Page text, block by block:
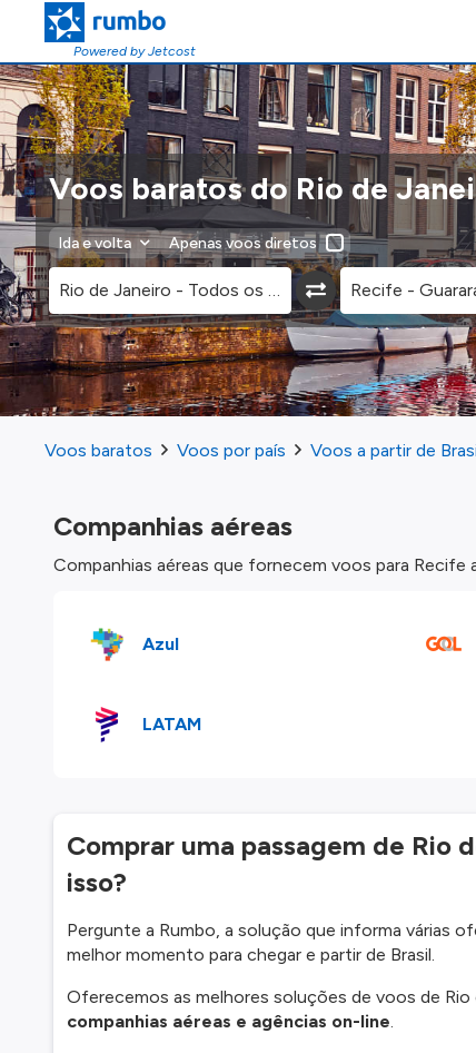
Powered by Jetcost
Voos baratos do Rio de
Ida e volta Apenas voos diretos
Voos baratos Voos por país Voos a partir de
Companhias aéreas
Companhias aéreas que fornecem voos para Recife
Azul
LATAM
Comprar uma passagem de Rio
isso?
Pergunte a Rumbo, a solução que informa várias
melhor momento para chegar e partir de Brasil.
Oferecemos as melhores soluções de voos de Rio
companhias aéreas e agências on-line.